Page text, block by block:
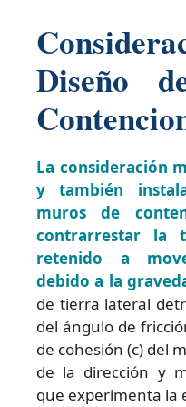
Diseño
La consideración
y también
muros de
contrarrestar la
retenido a
debido a la
de tierra lateral
del ángulo de
de cohesión (c) del
de la dirección y
que experimenta la